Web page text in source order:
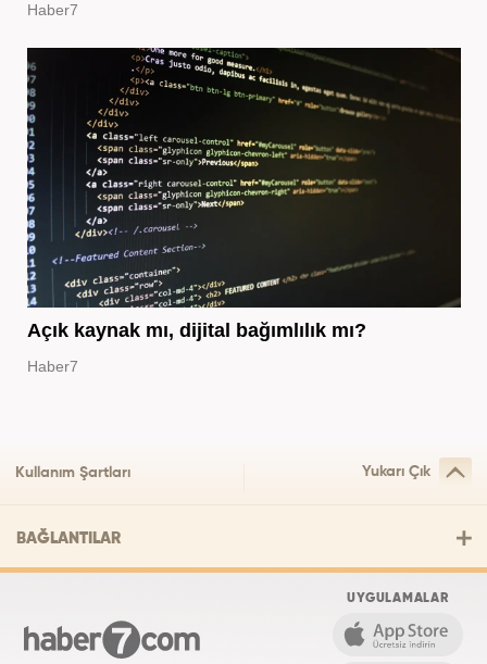
Haber7
Açık kaynak mı, dijital bağımlılık mı?
Haber7
Kullanım Şartları Yukarı Çık
BAĞLANTILAR
UYGULAMALAR